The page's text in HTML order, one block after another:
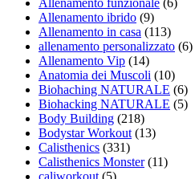
Allenamento funzionale (6)
Allenamento ibrido (9)
Allenamento in casa (113)
allenamento personalizzato (6)
Allenamento Vip (14)
Anatomia dei Muscoli (10)
Biohaching NATURALE (6)
Biohacking NATURALE (5)
Body Building (218)
Bodystar Workout(13)
Calisthenics (331)
Calisthenics Monster(11)